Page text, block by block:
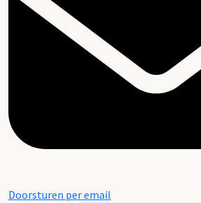
Doorsturen per email